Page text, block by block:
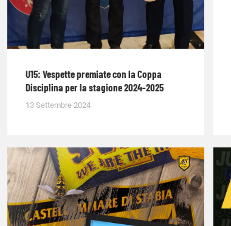
U15: Vespette premiate con la Coppa
Disciplina per la stagione 2024-2025
13 Settembre 2024